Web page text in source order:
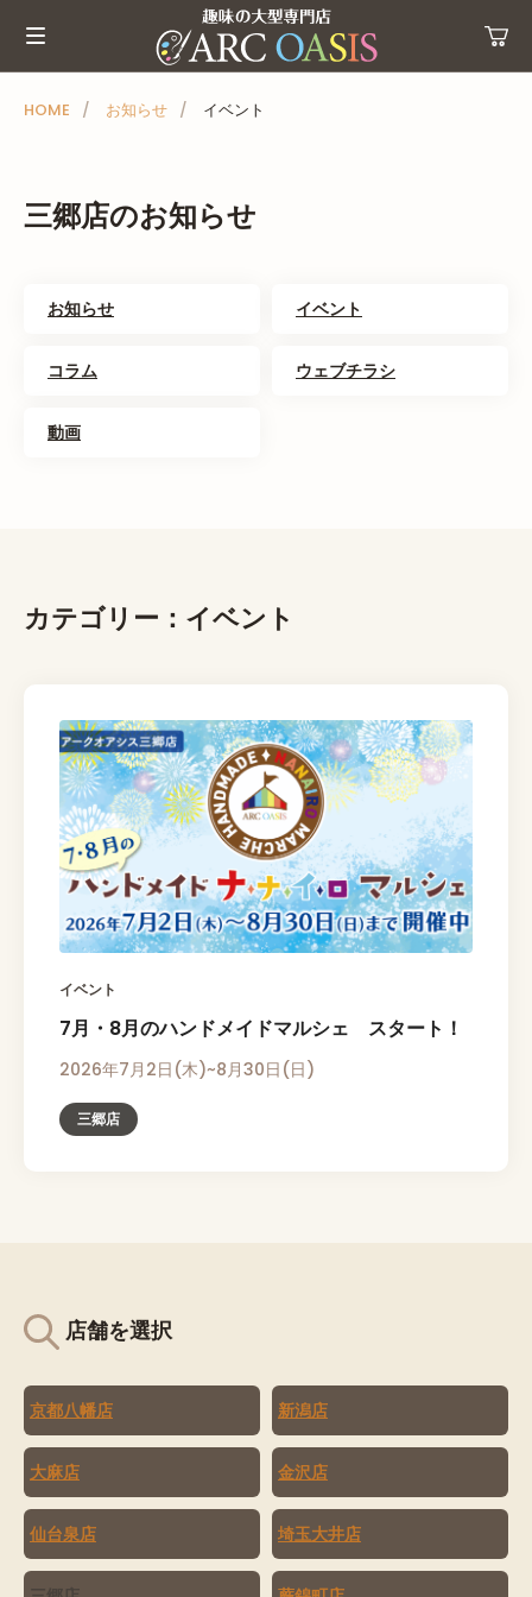
ュ
HOME お知らせ イベント
三郷店のお知らせ
お知らせ イベント
コラム ウェブチラシ
動画
カテゴリー：イベント
イベント
7月・8月のハンドメイドマルシェ スタート！
2026年7月2日(木)~8月30日(日)
三郷店
店舗を選択
京都八幡店 新潟店
大麻店 金沢店
仙台泉店 埼玉大井店